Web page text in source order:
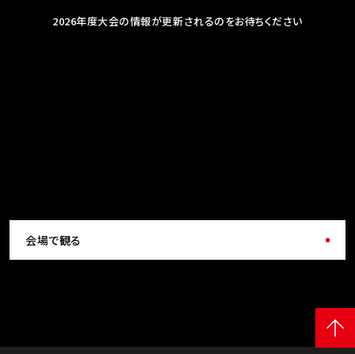
2026年度大会の情報が更新されるのをお待ちください
会場で観る